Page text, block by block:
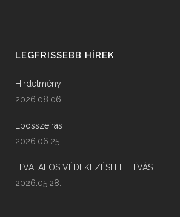
LEGFRISSEBB HÍREK
Hirdetmény
2026.08.06.
Ebösszeírás
2026.06.25.
HIVATALOS VÉDEKEZÉSI FELHÍVÁS
2026.05.28.